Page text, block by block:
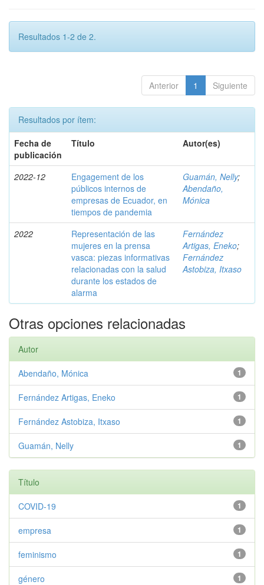
Resultados 1-2 de 2.
Anterior 1 Siguiente
Resultados por ítem:
Fecha de
publicación
Título Autor(es)
2022-12
Engagement de los
públicos internos de
empresas de Ecuador, en
tiempos de pandemia
Guamán, Nelly;
Abendaño,
Mónica
2022
Representación de las
mujeres en la prensa
vasca: piezas informativas
relacionadas con la salud
durante los estados de
alarma
Fernández
Artigas, Eneko;
Fernández
Astobiza, Itxaso
Otras opciones relacionadas
Autor
1
Abendaño, Mónica
1
Fernández Artigas, Eneko
1
Fernández Astobiza, Itxaso
1
Guamán, Nelly
Título
1
COVID-19
1
empresa
1
feminismo
1
género